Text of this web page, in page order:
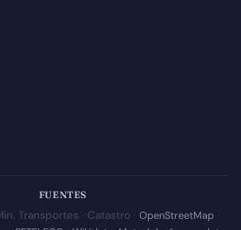
FUENTES
Transportes · Catastro · OpenStreetMap·